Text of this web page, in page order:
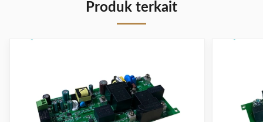
Produk terkait